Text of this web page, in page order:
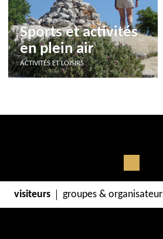
Sports et activités
en plein air
ACTIVITÉS ET LOISIRS
visiteurs groupes &